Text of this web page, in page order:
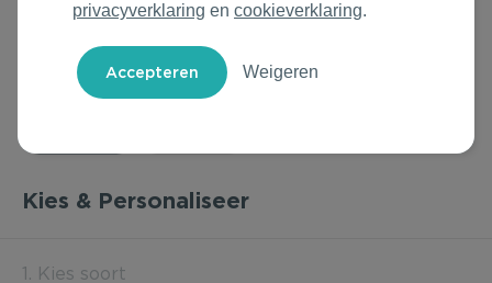
Daarom Duurzaam
Herfstmomenten
Sinterklaas
Kerst & Eindejaar
Tony's Chocolonely
Kies & Personaliseer
1. Kies soort
privacyverklaring en cookieverklaring.
Weigeren